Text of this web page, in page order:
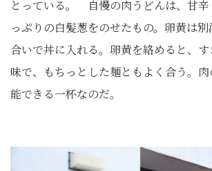
とっている。 自慢の肉うどんは、甘辛
っぷりの白髪葱をのせたもの。卵黄は
合いで丼に入れる。卵黄を絡めると、
味で、もちっとした麺ともよく合う。
能できる一杯なのだ。